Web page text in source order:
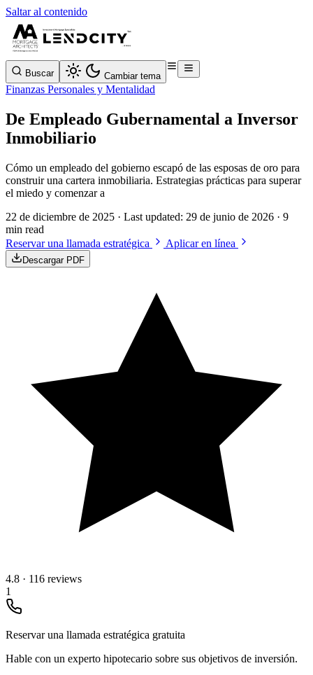
Saltar al contenido
Buscar Cambiar tema
Finanzas Personales y Mentalidad
De Empleado Gubernamental a Inversor
Inmobiliario
Cómo un empleado del gobierno escapó de las esposas de oro para
construir una cartera inmobiliaria. Estrategias prácticas para superar
el miedo y comenzar a
22 de diciembre de 2025 · Last updated: 29 de junio de 2026 · 9
min read
Reservar una llamada estratégica
Aplicar en línea
Descargar PDF
4.8 · 116 reviews
1
Reservar una llamada estratégica gratuita
Hable con un experto hipotecario sobre sus objetivos de inversión.